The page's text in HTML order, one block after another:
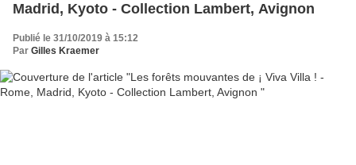
Madrid, Kyoto - Collection Lambert, Avignon
Publié le 31/10/2019 à 15:12
Par Gilles Kraemer